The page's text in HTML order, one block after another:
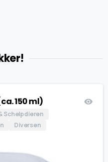
150 ml)
Schelpdieren
Diversen